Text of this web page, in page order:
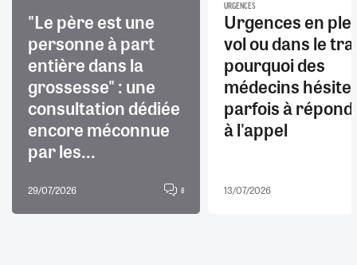
"Le père est une
personne à part
entière dans la
grossesse" : une
consultation dédiée
encore méconnue
par les...
29/07/2026 8
URGENCES
Urgences en
vol ou dans le
pourquoi des
médecins
parfois à
à l'appel
13/07/2026